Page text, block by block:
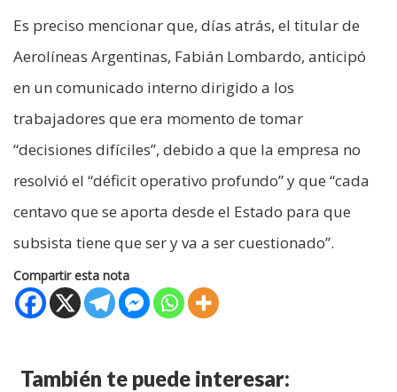
Es preciso mencionar que, días atrás, el titular de
Aerolíneas Argentinas, Fabián Lombardo, anticipó
en un comunicado interno dirigido a los
trabajadores que era momento de tomar
“decisiones difíciles”, debido a que la empresa no
resolvió el “déficit operativo profundo” y que “cada
centavo que se aporta desde el Estado para que
subsista tiene que ser y va a ser cuestionado”.
Compartir esta nota
También te puede interesar: